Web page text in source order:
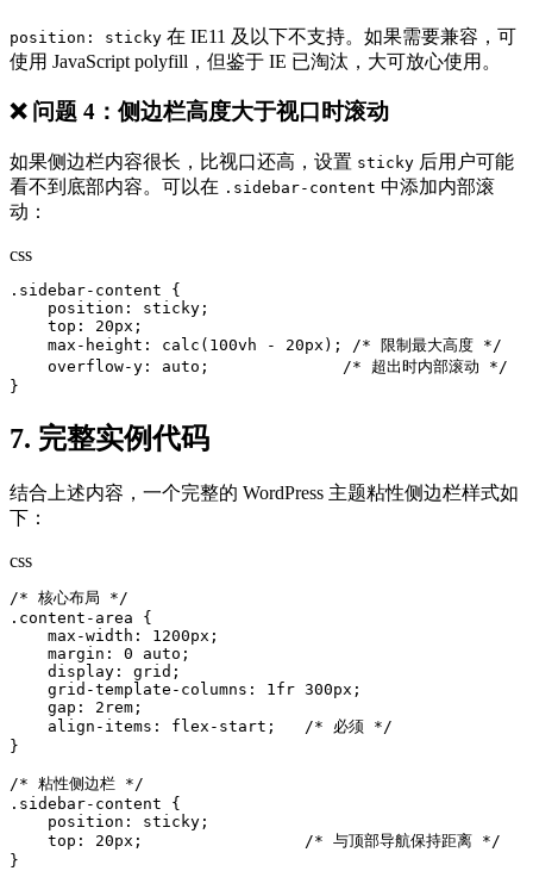
position: sticky 在 IE11 及以下不支持。如果需要兼容，可
使用 JavaScript polyfill，但鉴于 IE 已淘汰，大可放心使用。
❌ 问题 4：侧边栏高度大于视口时滚动
如果侧边栏内容很长，比视口还高，设置 sticky 后用户可能
看不到底部内容。可以在 .sidebar-content 中添加内部滚
动：
css
.sidebar-content {
    position: sticky;
    top: 20px;
    max-height: calc(100vh - 20px); /* 限制最大高度 */
    overflow-y: auto;              /* 超出时内部滚动 */
}
7. 完整实例代码
结合上述内容，一个完整的 WordPress 主题粘性侧边栏样式如
下：
css
/* 核心布局 */
.content-area {
    max-width: 1200px;
    margin: 0 auto;
    display: grid;
    grid-template-columns: 1fr 300px;
    gap: 2rem;
    align-items: flex-start;   /* 必须 */
}
/* 粘性侧边栏 */
.sidebar-content {
    position: sticky;
    top: 20px;                 /* 与顶部导航保持距离 */
}